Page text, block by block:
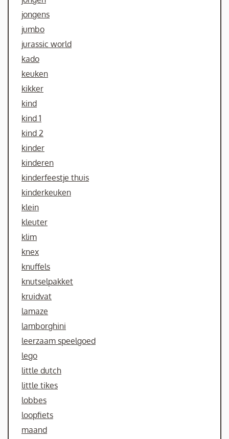
jongens
jumbo
jurassic world
kado
keuken
kikker
kind
kind 1
kind 2
kinder
kinderen
kinderfeestje thuis
kinderkeuken
klein
kleuter
klim
knex
knuffels
knutselpakket
kruidvat
lamaze
lamborghini
leerzaam speelgoed
lego
little dutch
little tikes
lobbes
loopfiets
maand